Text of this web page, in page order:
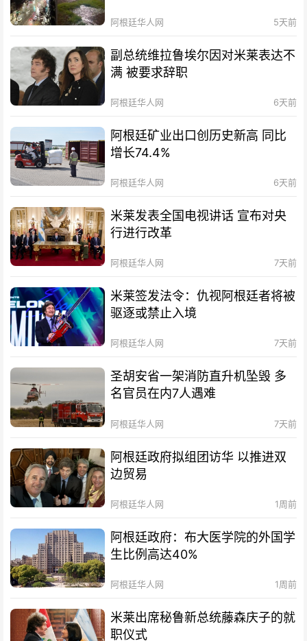
阿根廷华人网 5天前
副总统维拉鲁埃尔因对米莱表达不
满 被要求辞职
阿根廷华人网 6天前
阿根廷矿业出口创历史新高 同比
增长74.4%
阿根廷华人网 6天前
米莱发表全国电视讲话 宣布对央
行进行改革
阿根廷华人网 7天前
米莱签发法令：仇视阿根廷者将被
驱逐或禁止入境
阿根廷华人网 7天前
圣胡安省一架消防直升机坠毁 多
名官员在内7人遇难
阿根廷华人网 7天前
阿根廷政府拟组团访华 以推进双
边贸易
阿根廷华人网 1周前
阿根廷政府：布大医学院的外国学
生比例高达40%
阿根廷华人网 1周前
米莱出席秘鲁新总统藤森庆子的就
职仪式